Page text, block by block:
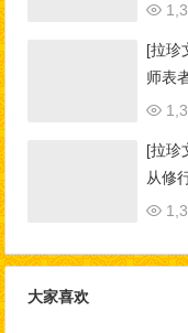
[拉珍
师表
[拉珍
从修
大家喜欢